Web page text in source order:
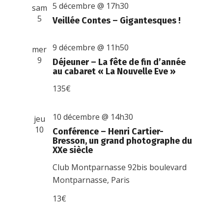
sam
5
Veillée Contes – Gigantesques !
5 décembre @ 17h30
mer
9
Déjeuner – La fête de fin d’année
au cabaret « La Nouvelle Eve »
9 décembre @ 11h50
135€
jeu
10
Conférence – Henri Cartier-
Bresson, un grand photographe du
XXe siècle
10 décembre @ 14h30
Club Montparnasse92bis boulevard
Montparnasse, Paris
13€